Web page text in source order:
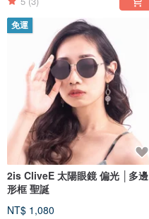
免運
2is CliveE 太陽眼鏡 偏光 │多邊
形框 聖誕
NT$ 1,080